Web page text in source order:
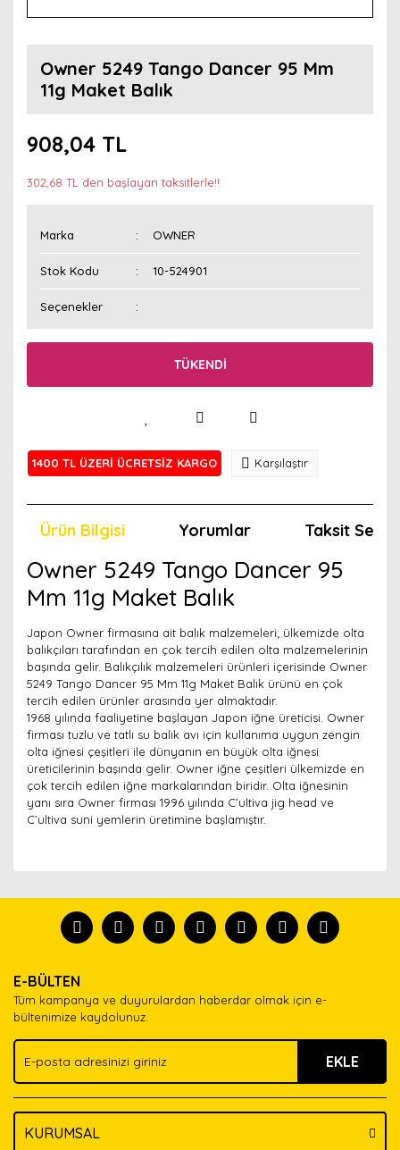
Owner 5249 Tango Dancer 95 Mm
11g Maket Balık
908,04 TL
302,68 TL den başlayan taksitlerle!!
Marka OWNER
Stok Kodu 10-524901
Seçenekler
TÜKENDİ
1400 TL ÜZERİ ÜCRETSİZ KARGO Karşılaştır
Ürün Bilgisi Yorumlar Taksit
Owner 5249 Tango Dancer 95
Mm 11g Maket Balık
Japon Owner firmasına ait balık malzemeleri; ülkemizde olta
balıkçıları tarafından en çok tercih edilen olta malzemelerinin
başında gelir. Balıkçılık malzemeleri ürünleri içerisinde Owner
5249 Tango Dancer 95 Mm 11g Maket Balık ürünü en çok
tercih edilen ürünler arasında yer almaktadır.
1968 yılında faaliyetine başlayan Japon iğne üreticisi. Owner
firması tuzlu ve tatlı su balık avı için kullanıma uygun zengin
olta iğnesi çeşitleri ile dünyanın en büyük olta iğnesi
üreticilerinin başında gelir. Owner iğne çeşitleri ülkemizde en
çok tercih edilen iğne markalarından biridir. Olta iğnesinin
yanı sıra Owner firması 1996 yılında C’ultiva jig head ve
C’ultiva suni yemlerin üretimine başlamıştır.
tanısın.
formunu kullanarak tarafımıza iletebilirsiniz.
Görüş ve önerileriniz için teşekkür ederiz.
Ürün açıklamasında eksik bilgiler bulunuyor.
Ürün bilgilerinde hatalar bulunuyor.
Ürün fiyatı diğer sitelerden daha pahalı.
Bu ürüne benzer farklı alternatifler olmalı.
E-BÜLTEN
Tüm kampanya ve duyurulardan haberdar olmak için e-
bültenimize kaydolunuz.
EKLE
KURUMSAL